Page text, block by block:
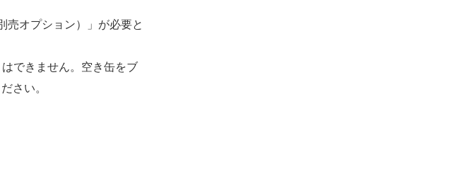
売オプション）」が必要と
できません。空き缶をブ
さい。